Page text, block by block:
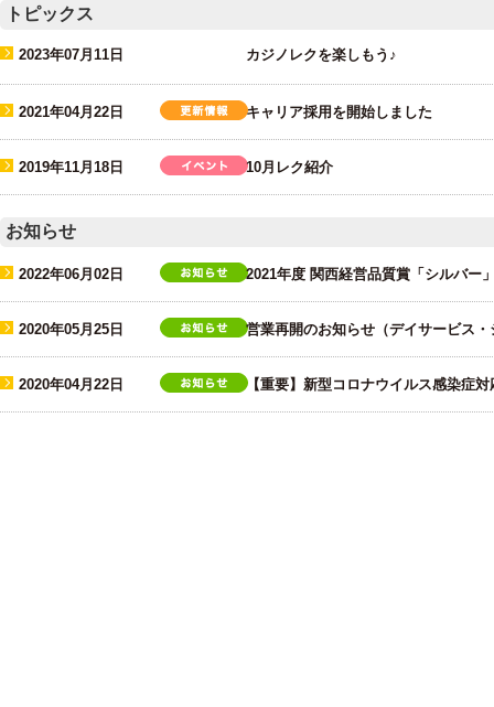
トピックス
2023年07月11日 カジノレクを楽しもう♪
2021年04月22日 キャリア採用を開始しました
2019年11月18日 10月レク紹介
お知らせ
2022年06月02日 2021年度 関西経営品質賞「シルバー
2020年05月25日 営業再開のお知らせ（デイサービス
2020年04月22日 【重要】新型コロナウイルス感染症